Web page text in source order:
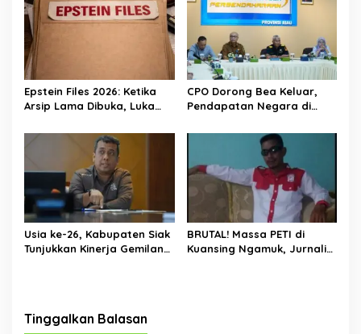
Epstein Files 2026: Ketika
Arsip Lama Dibuka, Luka
CPO Dorong Bea Keluar,
Pendapatan Negara di
Usia ke-26, Kabupaten Siak
Tunjukkan Kinerja Gemilang:
BRUTAL! Massa PETI di
Kuansing Ngamuk, Jurnalis
Tinggalkan Balasan